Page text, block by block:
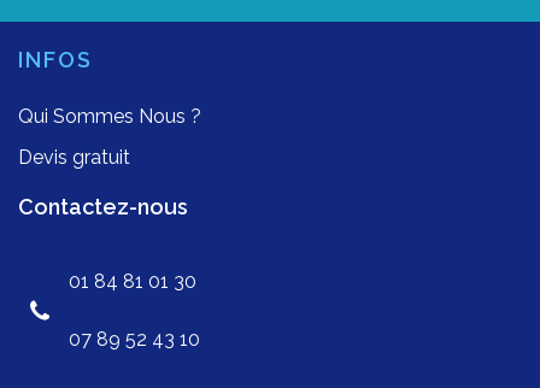
INFOS
Qui Sommes Nous ?
Devis gratuit
Contactez-nous
01 84 81 01 30
07 89 52 43 10